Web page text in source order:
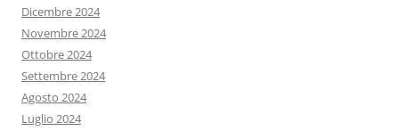
Dicembre 2024
Novembre 2024
Ottobre 2024
Settembre 2024
Agosto 2024
Luglio 2024